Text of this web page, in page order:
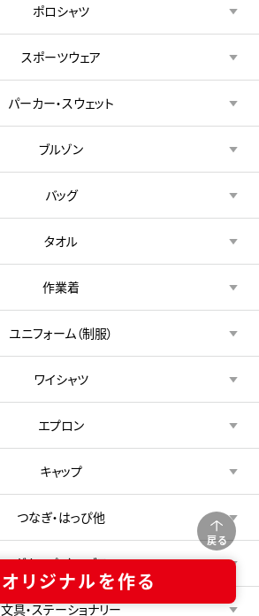
戻る
オリジナルを作る
ポロシャツ
スポーツウェア
パーカー・スウェット
ブルゾン
バッグ
タオル
作業着
ユニフォーム（制服）
ワイシャツ
エプロン
キャップ
つなぎ・はっぴ他
マグカップ・タンブラー
文具・ステーショナリー